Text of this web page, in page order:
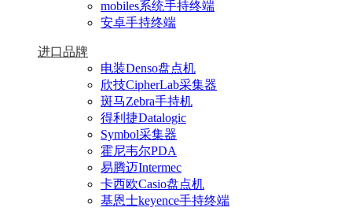
mobiles系统手持终端
安卓手持终端
进口品牌
电装Denso盘点机
欣技CipherLab采集器
斑马Zebra手持机
得利捷Datalogic
Symbol采集器
霍尼韦尔PDA
易腾迈Intermec
卡西欧Casio盘点机
基恩士keyence手持终端